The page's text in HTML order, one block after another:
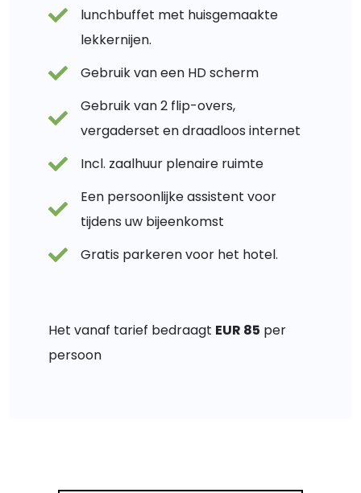
lunchbuffet met huisgemaakte
lekkernijen.
Gebruik van een HD scherm
Gebruik van 2 flip-overs,
vergaderset en draadloos internet
Incl. zaalhuur plenaire ruimte
Een persoonlijke assistent voor
tijdens uw bijeenkomst
Gratis parkeren voor het hotel.
Het vanaf tarief bedraagt EUR 85 per
persoon